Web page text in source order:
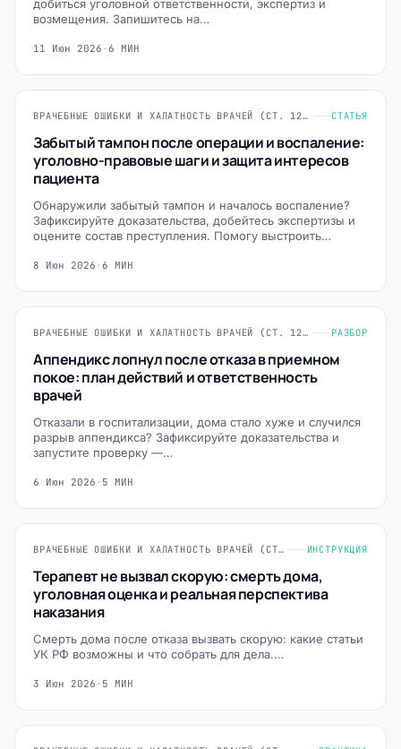
добиться уголовной ответственности, экспертиз и
возмещения. Запишитесь на…
11 Июн 2026 · 6 МИН
ВРАЧЕБНЫЕ ОШИБКИ И ХАЛАТНОСТЬ ВРАЧЕЙ (СТ. 124, 235, 293 УК РФ) СТАТЬЯ
Забытый тампон после операции и воспаление:
уголовно-правовые шаги и защита интересов
пациента
Обнаружили забытый тампон и началось воспаление?
Зафиксируйте доказательства, добейтесь экспертизы и
оцените состав преступления. Помогу выстроить…
8 Июн 2026 · 6 МИН
ВРАЧЕБНЫЕ ОШИБКИ И ХАЛАТНОСТЬ ВРАЧЕЙ (СТ. 124, 235, 293 УК РФ) РАЗБОР
Аппендикс лопнул после отказа в приемном
покое: план действий и ответственность
врачей
Отказали в госпитализации, дома стало хуже и случился
разрыв аппендикса? Зафиксируйте доказательства и
запустите проверку —…
6 Июн 2026 · 5 МИН
ВРАЧЕБНЫЕ ОШИБКИ И ХАЛАТНОСТЬ ВРАЧЕЙ (СТ. 124, 235, 293 УК РФ) ИНСТРУКЦИЯ
Терапевт не вызвал скорую: смерть дома,
уголовная оценка и реальная перспектива
наказания
Смерть дома после отказа вызвать скорую: какие статьи
УК РФ возможны и что собрать для дела.…
3 Июн 2026 · 5 МИН